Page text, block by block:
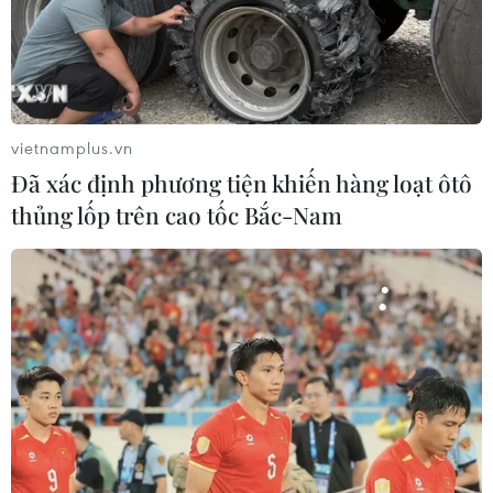
04/07/2026 07:13
Panasonic ra mắt tai nghe không dây
dạng kẹp vành tai đầu tiên
04/07/2026 04:19
Ban hành danh mục hệ thống trí tuệ
nhân tạo có rủi ro cao
02/07/2026 14:16
Fujifilm hồi sinh dòng máy máy ảnh
phim dùng một lần
01/07/2026 13:57
vietnamplus.vn
Đã xác định phương tiện khiến hàng loạt ôtô
thủng lốp trên cao tốc Bắc-Nam